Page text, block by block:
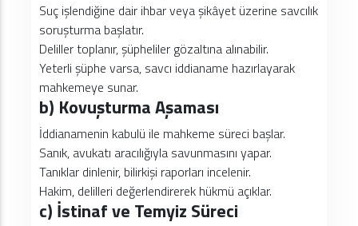
Suç işlendiğine dair ihbar veya şikâyet üzerine savcılık
soruşturma başlatır.
Deliller toplanır, şüpheliler gözaltına alınabilir.
Yeterli şüphe varsa, savcı iddianame hazırlayarak
mahkemeye sunar.
b) Kovuşturma Aşaması
İddianamenin kabulü ile mahkeme süreci başlar.
Sanık, avukatı aracılığıyla savunmasını yapar.
Tanıklar dinlenir, bilirkişi raporları incelenir.
Hakim, delilleri değerlendirerek hükmü açıklar.
c) İstinaf ve Temyiz Süreci